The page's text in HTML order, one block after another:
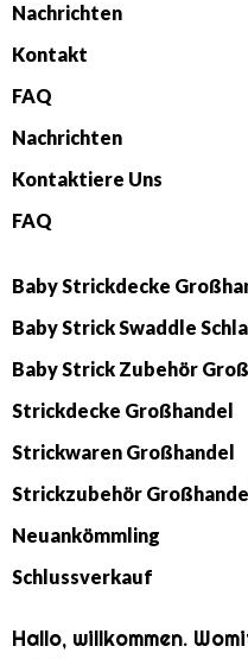
Nachrichten
Kontakt
FAQ
Nachrichten
Kontaktiere Uns
FAQ
Baby Strickdecke
Baby Strick Swaddle
Baby Strick Zubehör
Strickdecke Großhandel
Strickwaren Großhandel
Strickzubehör Großhandel
Neuankömmling
Schlussverkauf
Hallo, willkommen.